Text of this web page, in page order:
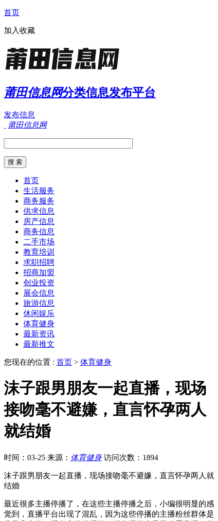
首页
加入收藏
莆田信息网分类信息发布平台
发布信息
莆田信息网
首页
生活服务
商务服务
供求信息
房产信息
商务信息
二手市场
教育培训
求职招聘
招商加盟
创业投资
展会信息
旅游信息
休闲娱乐
体育健身
最新资讯
最新推文
您现在的位置 : 首页 > 体育健身
沫子跟男朋友一起直播，现场
接吻毫不避嫌，直言怀孕两人
就结婚
时间：03-25 来源： 体育健身 访问次数：1894
沫子跟男朋友一起直播，现场接吻毫不避嫌，直言怀孕两人就
结婚
最近很多主播停播了，在这些主播停播之后，小编很明显的感
觉到，直播平台出现了混乱，因为这些停播的主播粉丝群体是